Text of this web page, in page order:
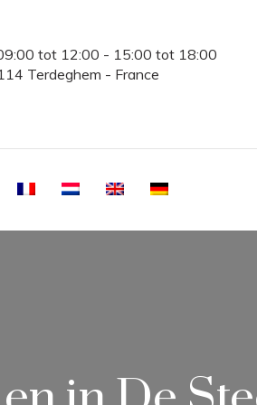
tot 12:00 - 15:00 tot 18:00
Terdeghem - France